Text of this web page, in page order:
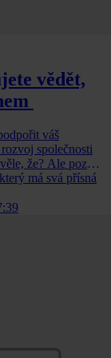
vědět,
váš
společnosti
že? Ale pozor
má svá přísná